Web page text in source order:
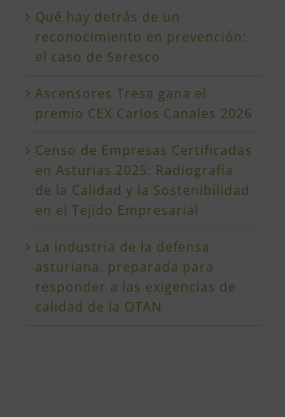
Qué hay detrás de un
reconocimiento en prevención:
el caso de Seresco
Ascensores Tresa gana el
premio CEX Carlos Canales 2026
Censo de Empresas Certificadas
en Asturias 2025: Radiografía
de la Calidad y la Sostenibilidad
en el Tejido Empresarial
La industria de la defensa
asturiana, preparada para
responder a las exigencias de
calidad de la OTAN